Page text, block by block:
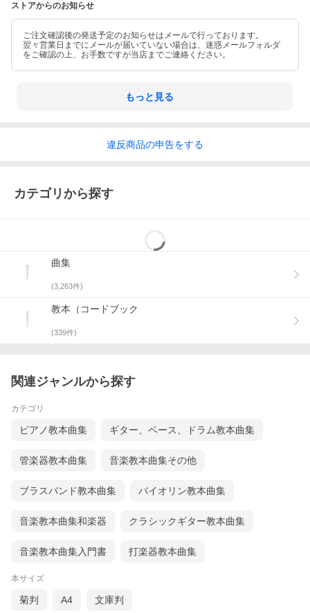
ストアからのお知らせ
ご注文確認後の発送予定のお知らせはメールで行っております。
翌々営業日までにメールが届いていない場合は、迷惑メールフォルダ
をご確認の上、お手数ですが当店までご連絡ください。
もっと見る
違反商品の申告をする
カテゴリから探す
曲集
(3,263件)
教本（コードブック
(339件)
関連ジャンルから探す
カテゴリ
ピアノ教本曲集 ギター、ベース、ドラム教本曲集
管楽器教本曲集 音楽教本曲集その他
ブラスバンド教本曲集 バイオリン教本曲集
音楽教本曲集和楽器 クラシックギター教本曲集
音楽教本曲集入門書 打楽器教本曲集
本サイズ
菊判 A4 文庫判